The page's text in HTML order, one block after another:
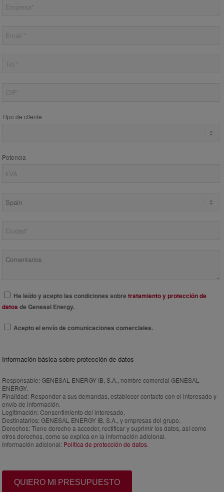
Tipo de cliente
Potencia
He leído y acepto las condiciones sobretratamiento y protección de
datos de Genesal Energy.
Acepto el envío de comunicaciones comerciales.
Información básica sobre protección de datos
Responsable:GENESAL ENERGY IB, S.A., nombre comercial GENESAL
ENERGY.
Finalidad: Responder a sus demandas, establecer contacto con el interesado y
envío de información.
Legitimación:Consentimiento del interesado.
Destinatarios:GENESAL ENERGY IB, S.A., y empresas del grupo.
Derechos:Tiene derecho a acceder, rectificar y suprimir los datos, así como
otros derechos, como se explica en la información adicional.
Información adicional: Política de protección de datos
QUIERO MI PRESUPUESTO